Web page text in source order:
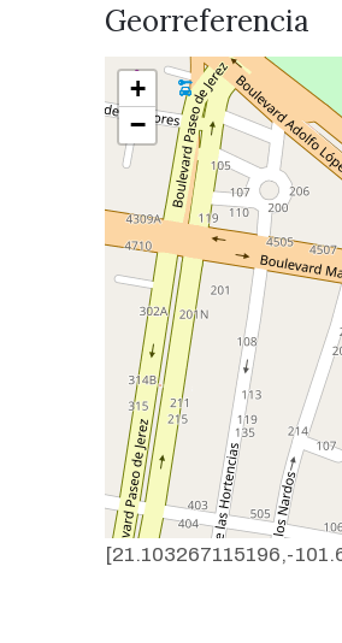
Georreferencia
+
−
[21.103267115196,-